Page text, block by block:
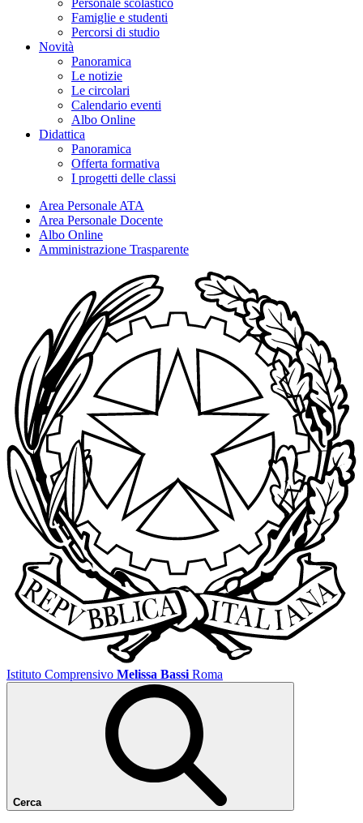
Personale scolastico
Famiglie e studenti
Percorsi di studio
Novità
Panoramica
Le notizie
Le circolari
Calendario eventi
Albo Online
Didattica
Panoramica
Offerta formativa
I progetti delle classi
Area Personale ATA
Area Personale Docente
Albo Online
Amministrazione Trasparente
Istituto Comprensivo Melissa Bassi Roma
Cerca